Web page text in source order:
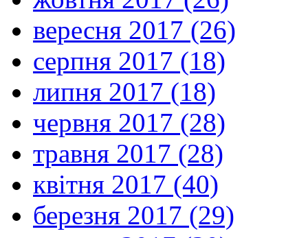
вересня 2017 (26)
серпня 2017 (18)
липня 2017 (18)
червня 2017 (28)
травня 2017 (28)
квітня 2017 (40)
березня 2017 (29)